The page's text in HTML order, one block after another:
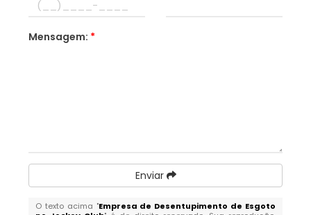
Mensagem: *
Enviar
O texto acima "Empresa de Desentupimento de Esgoto